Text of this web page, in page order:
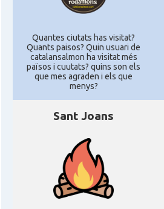
Quantes ciutats has visitat?
Quants paisos? Quin usuari de
catalansalmon ha visitat més
països i cuutats? quins son els
que mes agraden i els que
menys?
Sant Joans